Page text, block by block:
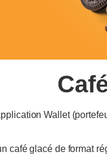
Wallet
café glacé de format